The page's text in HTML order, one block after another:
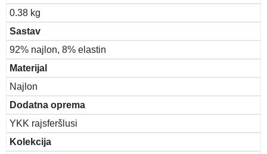
0.38 kg
Sastav
92% najlon, 8% elastin
Materijal
Najlon
Dodatna oprema
YKK rajsferšlusi
Kolekcija